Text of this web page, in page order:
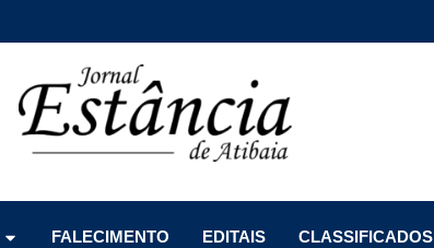
FALECIMENTO EDITAIS CLASSIFICADOS